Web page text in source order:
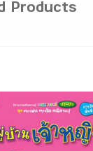
Products